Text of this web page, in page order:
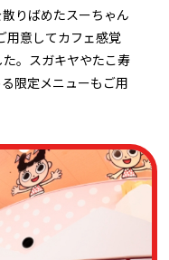
りばめたスーちゃん
用意してカフェ感覚
。スガキヤやたこ寿
限定メニューもご用